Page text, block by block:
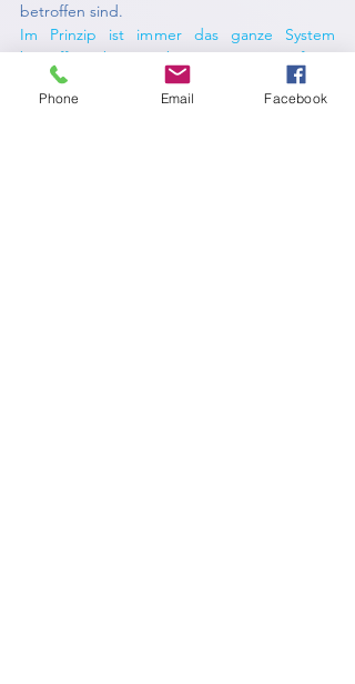
betroffen sind.
Im Prinzip ist immer das ganze System
betroffen, aber es gibt immer einen Anfang,
von dem aus sich etwas ausbreitet. Und
genau hier setzen die Bachblüten an. Genau
Phone Email Facebook